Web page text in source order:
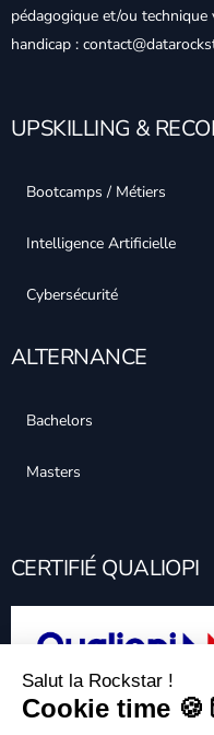
pédagogique et/ou
handicap :
UPSKILLING &
Bootcamps / Métiers
Intelligence Artificielle
Cybersécurité
ALTERNANCE
Bachelors
Masters
CERTIFIÉ QUALIOPI